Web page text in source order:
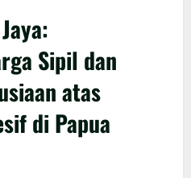
Sipil dan
atas
di Papua